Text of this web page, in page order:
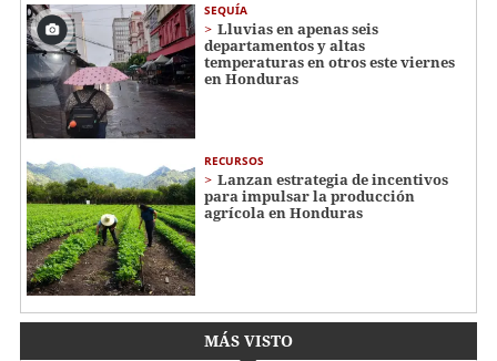
SEQUÍA
Lluvias en apenas seis
departamentos y altas
temperaturas en otros este viernes
en Honduras
RECURSOS
Lanzan estrategia de incentivos
para impulsar la producción
agrícola en Honduras
MÁS VISTO